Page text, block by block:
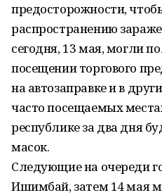
предосторожности,
распространению
сегодня, 13 мая, могли
посещении торгового
на автозаправке и в
часто посещаемых
республике за два дня
масок.
Следующие на очереди
Ишимбай, затем 14 мая